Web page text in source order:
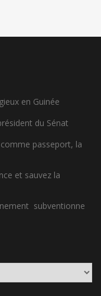
en Guinée
du Sénat
passeport, la
et sauvez la
subventionne